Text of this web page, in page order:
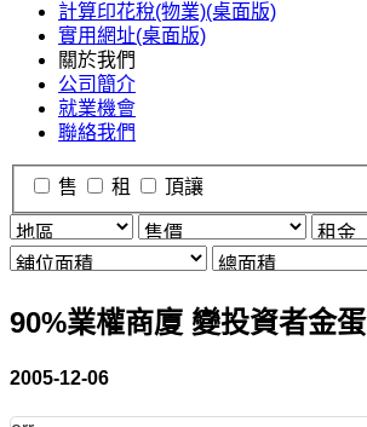
計算印花稅(物業)(桌面版)
實用網址(桌面版)
關於我們
公司簡介
就業機會
聯絡我們
售 租 頂讓
90%業權商廈 變投資者金蛋
2005-12-06